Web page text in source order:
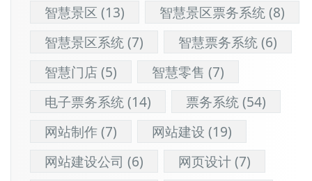
智慧景区 (13) 智慧景区票务系统(8)
智慧景区系统(7) 智慧票务系统(6)
智慧门店(5) 智慧零售 (7)
电子票务系统(14) 票务系统(54)
网站制作(7) 网站建设 (19)
网站建设公司 (6) 网页设计(7)